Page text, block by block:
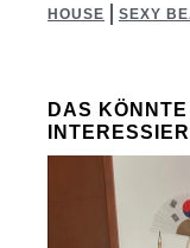
HOUSE SEXY
DAS